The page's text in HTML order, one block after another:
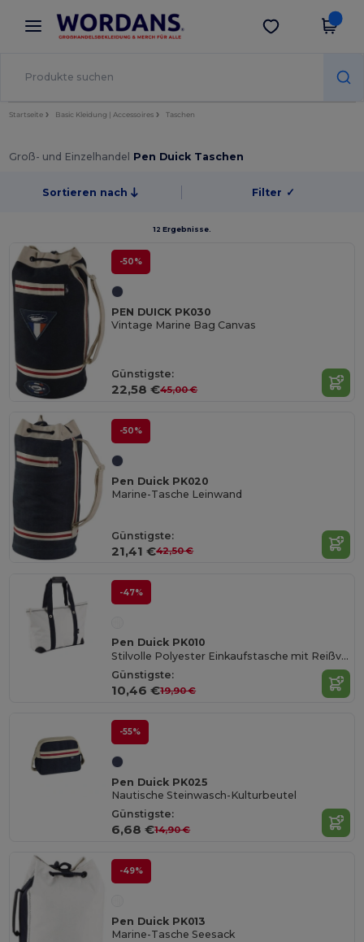
× Wordans App
Bessere Preise in der App!
App holen
Startseite Basic Kleidung | Accessoires Taschen
Groß- und Einzelhandel Pen Duick Taschen
Sortieren nach Filter ✓
12 Ergebnisse.
-50%
PEN DUICK PK030
Vintage Marine Bag Canvas
Günstigste:
22,58 €45,00 €
-50%
Pen Duick PK020
Marine-Tasche Leinwand
Günstigste:
21,41 €42,50 €
-47%
Pen Duick PK010
Stilvolle Polyester Einkaufstasche mit Reißverschluss
Günstigste:
10,46 €19,90 €
-55%
Pen Duick PK025
Nautische Steinwasch-Kulturbeutel
Günstigste:
6,68 €14,90 €
-49%
Pen Duick PK013
Marine-Tasche Seesack